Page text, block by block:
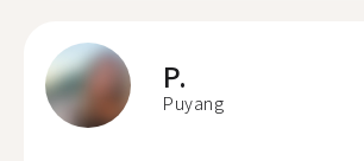
P.
Puyang